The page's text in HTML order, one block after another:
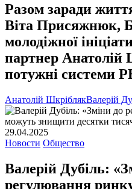
Разом заради
Віта Присяжнюк,
молодіжної
партнер Анатолій
потужні системи
Анатолій ШкріблякВалерій
29.04.2025
Новости Общество
Валерій Дубіль:
регулювання